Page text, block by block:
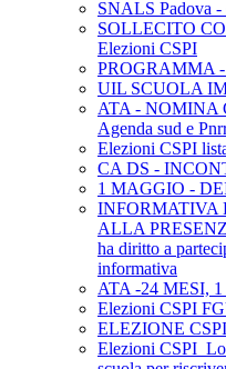
SNALS Padova
SOLLECITO
Elezioni CSPI
PROGRAMMA
UIL SCUOLA
ATA - NOMINA
Agenda sud e
Elezioni CSPI
CA DS -
1 MAGGIO -
INFORMATIVA
ALLA
ha diritto a
informativa
ATA -24 MESI,
Elezioni CSPI
ELEZIONE CSPI
Elezioni